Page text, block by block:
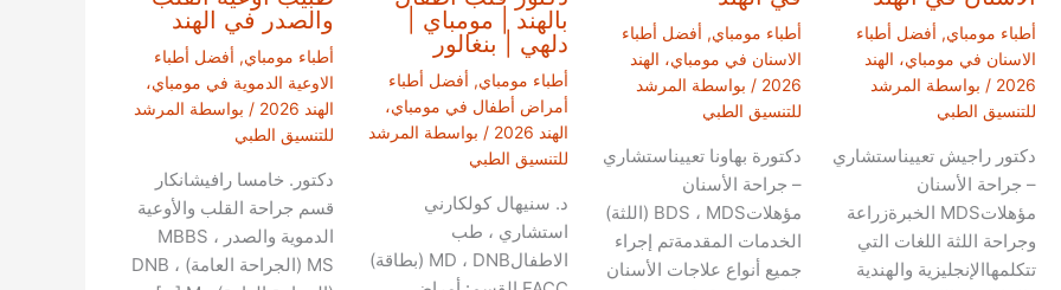
أطباء مومباي, أفضل أطباء
الاسنان في مومباي، الهند
2026 / بواسطة المرشد
للتنسيق الطبي
دكتور راجيش تعييناستشاري
– جراحة الأسنان
مؤهلاتMDS الخبرةزراعة
وجراحة اللثة اللغات التي
تتكلمهاالإنجليزية والهندية
أطباء مومباي, أفضل أطباء
الاسنان في مومباي، الهند
2026 / بواسطة المرشد
للتنسيق الطبي
دكتورة بهاونا تعييناستشاري
– جراحة الأسنان
مؤهلاتBDS ، MDS (اللثة)
الخدمات المقدمةتم إجراء
جميع أنواع علاجات الأسنان
بالهند | مومباي |
دلهي | بنغالور
أطباء مومباي, أفضل أطباء
أمراض أطفال في مومباي،
الهند 2026
/ بواسطة المرشد
للتنسيق الطبي
د. سنيهال كولكارني
استشاري ، طب
الاطفالMD ، DNB (بطاقة)
والصدر في الهند
أطباء مومباي, أفضل أطباء
الاوعية الدموية في مومباي،
الهند 2026
/ بواسطة المرشد
للتنسيق الطبي
دكتور. خامسا رافيشانكار
قسم جراحة القلب والأوعية
الدموية والصدر MBBS ،
MS (الجراحة العامة) ، DNB